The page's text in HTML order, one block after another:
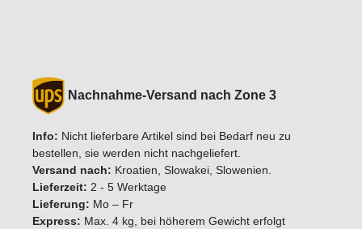
Nachnahme-Versand nach Zone 3
Info: Nicht lieferbare Artikel sind bei Bedarf neu zu
bestellen, sie werden nicht nachgeliefert.
Versand nach: Kroatien, Slowakei, Slowenien.
Lieferzeit: 2 - 5 Werktage
Lieferung: Mo – Fr
Express: Max. 4 kg, bei höherem Gewicht erfolgt